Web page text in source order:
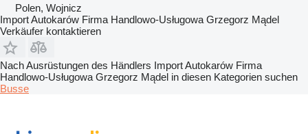
Polen, Wojnicz
Import Autokarów Firma Handlowo-Usługowa Grzegorz Mądel
Verkäufer kontaktieren
Nach Ausrüstungen des Händlers Import Autokarów Firma
Handlowo-Usługowa Grzegorz Mądel in diesen Kategorien suchen
Busse